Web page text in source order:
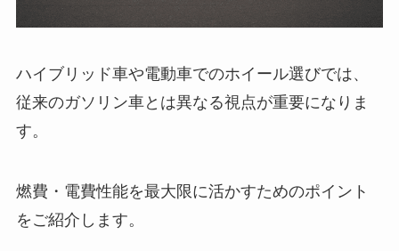
ハイブリッド車や電動車でのホイール選びでは、
従来のガソリン車とは異なる視点が重要になりま
す。
燃費・電費性能を最大限に活かすためのポイント
をご紹介します。